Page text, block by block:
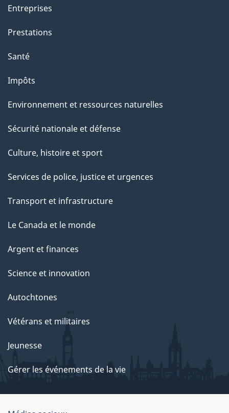
a
g
Entreprises
Prestations
Santé
Impôts
Environnement et ressources naturelles
Sécurité nationale et défense
Culture, histoire et sport
Services de police, justice et urgences
Transport et infrastructure
Le Canada et le monde
Argent et finances
Science et innovation
Autochtones
Vétérans et militaires
Jeunesse
Gérer les événements de la vie